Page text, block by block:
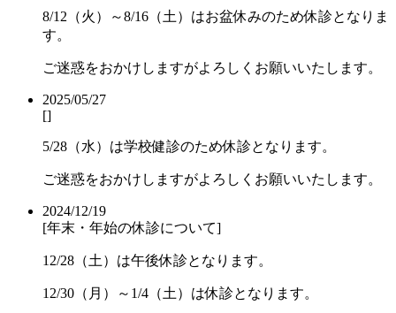
8/12（火）～8/16（土）はお盆休みのため休診となりま
す。
ご迷惑をおかけしますがよろしくお願いいたします。
2025/05/27
[]
5/28（水）は学校健診のため休診となります。
ご迷惑をおかけしますがよろしくお願いいたします。
2024/12/19
[年末・年始の休診について]
12/28（土）は午後休診となります。
12/30（月）～1/4（土）は休診となります。